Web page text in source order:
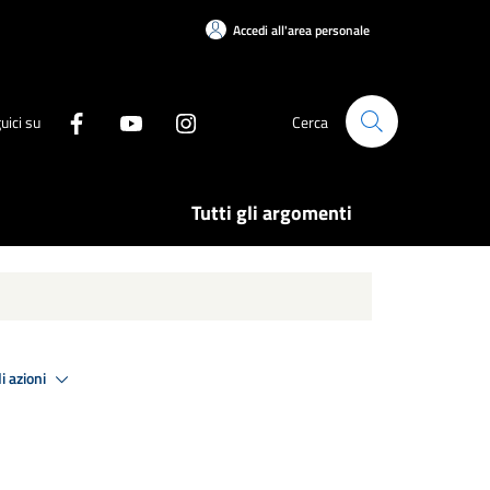
Accedi all'area personale
su Cerca
Tutti gli argomenti
azioni